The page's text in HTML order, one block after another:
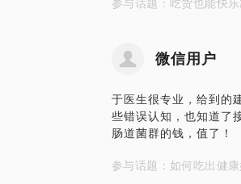
点，仅供学员参考
参与话题：吃货也能快乐
微信用户
于医生很专业，给到的
些错误认知，也知道了
肠道菌群的钱，值了！
参与话题：如何吃出健康